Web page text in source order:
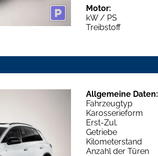
Motor:
kW / PS
Treibstoff
Allgemeine Daten:
Fahrzeugtyp
Karosserieform
Erst-Zul.
Getriebe
Kilometerstand
Anzahl der Türen